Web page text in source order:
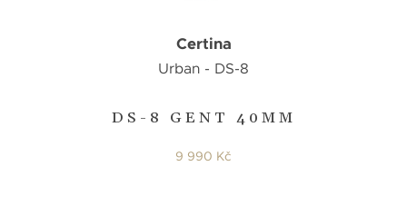
DS-8 GENT 40MM
Certina
Urban - DS-8
9 990 Kč